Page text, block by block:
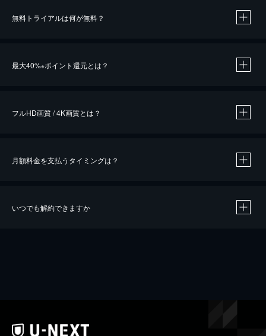
無料トライアルは何が無料？
最大40%※ポイント還元とは？
※40％ポイント還元の対象は、クレジットカード決済による作品の購入 / レンタルです。
フルHD画質 / 4K画質とは？
月額料金を支払うタイミングは？
いつでも解約できますか